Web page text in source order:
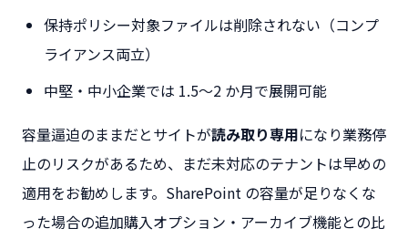
保持ポリシー対象ファイルは削除されない（コンプ
ライアンス両立）
中堅・中小企業では 1.5〜2 か月で展開可能
容量逼迫のままだとサイトが読み取り専用になり業務停
止のリスクがあるため、まだ未対応のテナントは早めの
適用をお勧めします。SharePoint の容量が足りなくな
った場合の追加購入オプション・アーカイブ機能との比